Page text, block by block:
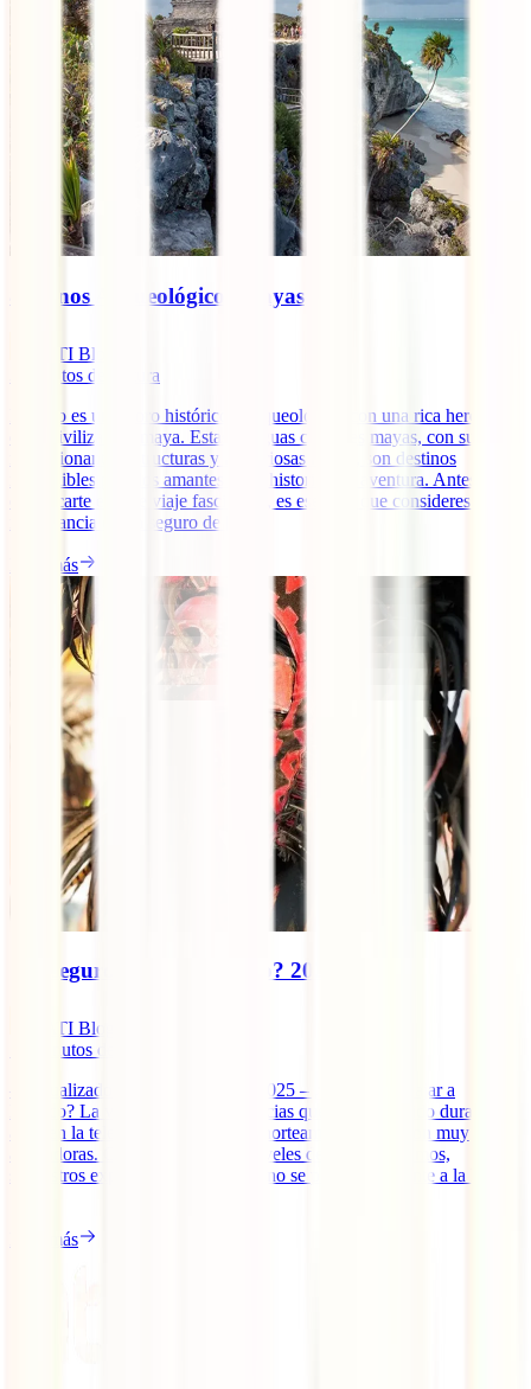
8 Iconos Arqueológicos Mayas
IATI Blog
minutos de lectura
México es un tesoro histórico y arqueológico con una rica herencia
de la civilización maya. Estas antiguas ciudades mayas, con sus
impresionantes estructuras y misteriosas ruinas, son destinos
imperdibles para los amantes de la historia y la aventura. Antes de
embarcarte en este viaje fascinante, es esencial que consideres la
importancia de un seguro de [...]
Leer más
¿Es seguro viajar a México? 2025
IATI Blog
minutos de lectura
– Actualizado el 22 de agosto de 2025 – ¿Es seguro viajar a
México? La verdad es que las noticias que han aparecido durante
años en la televisión sobre el país norteamericano no son muy
alentadoras. Ciudades con altos niveles de violencia, timos,
secuestros exprés… Sin embargo, no se puede ser tajante a la hora
Leer más